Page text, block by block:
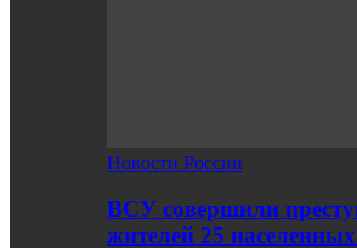
Новости России
ВСУ совершили
жителей 25